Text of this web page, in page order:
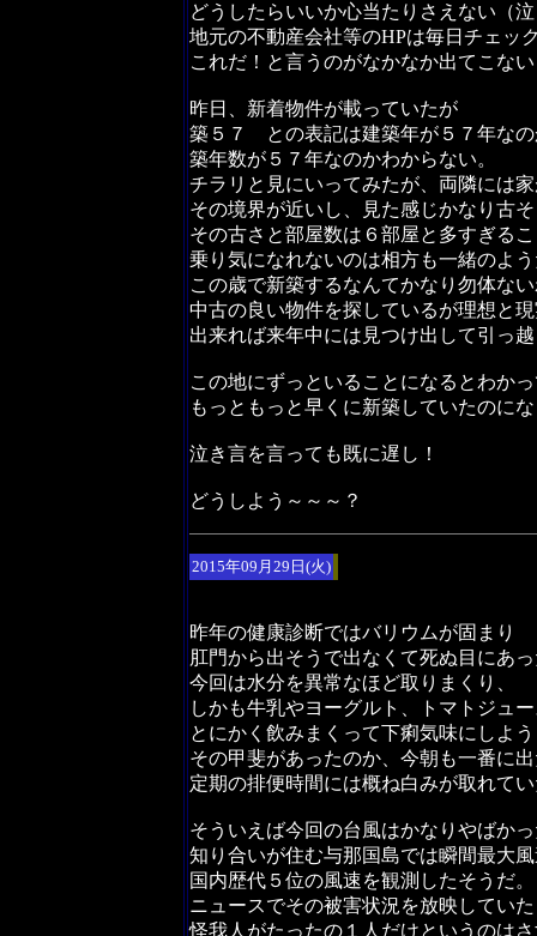
どうしたらいいか心当たりさえない（
地元の不動産会社等のHPは毎日チェッ
これだ！と言うのがなかなか出てこな
昨日、新着物件が載っていたが
築５７ との表記は建築年が５７年な
築年数が５７年なのかわからない。
チラリと見にいってみたが、両隣には
その境界が近いし、見た感じかなり古
その古さと部屋数は６部屋と多すぎる
乗り気になれないのは相方も一緒のよ
この歳で新築するなんてかなり勿体な
中古の良い物件を探しているが理想と
出来れば来年中には見つけ出して引っ
この地にずっといることになるとわか
もっともっと早くに新築していたのに
泣き言を言っても既に遅し！
どうしよう～～～？
2015年09月29日(火)
昨年の健康診断ではバリウムが固まり
肛門から出そうで出なくて死ぬ目にあ
今回は水分を異常なほど取りまくり、
しかも牛乳やヨーグルト、トマトジュ
とにかく飲みまくって下痢気味にしよ
その甲斐があったのか、今朝も一番に
定期の排便時間には概ね白みが取れて
そういえば今回の台風はかなりやばか
知り合いが住む与那国島では瞬間最大
国内歴代５位の風速を観測したそうだ。
ニュースでその被害状況を放映してい
怪我人がたったの１人だけというのは